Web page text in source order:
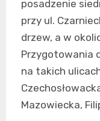
posadzenie
przy ul.
drzew, a w
Przygotowania
na takich
Mazowiecka,